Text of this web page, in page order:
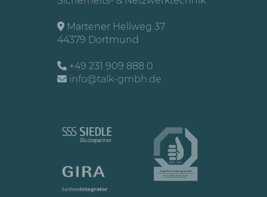
Martener Hellweg 37
44379 Dortmund
+49 231 909 888 0
info@talk-gmbh.de